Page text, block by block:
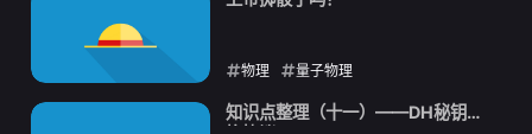
物理 量子物理
2021-10-12
知识点整理（十一）——DH秘钥交